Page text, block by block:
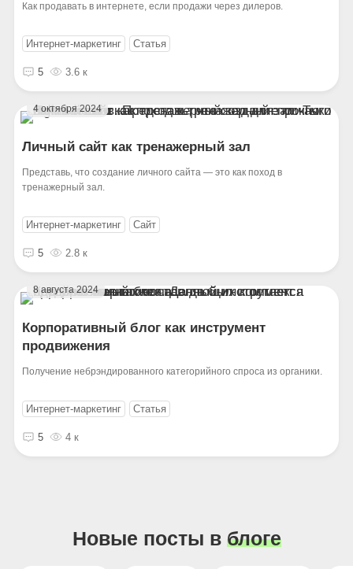
Как продавать в интернете, если продажи через дилеров.
Интернет-маркетинг Статья
5 3.6 к
4 октября 2024
Личный сайт как тренажерный зал
Представь, что создание личного сайта — это как поход в
тренажерный зал.
Интернет-маркетинг Сайт
5 2.8 к
8 августа 2024
Корпоративный блог как инструмент
продвижения
Получение небрэндированного категорийного спроса из органики.
Интернет-маркетинг Статья
5 4 к
Новые посты в блоге